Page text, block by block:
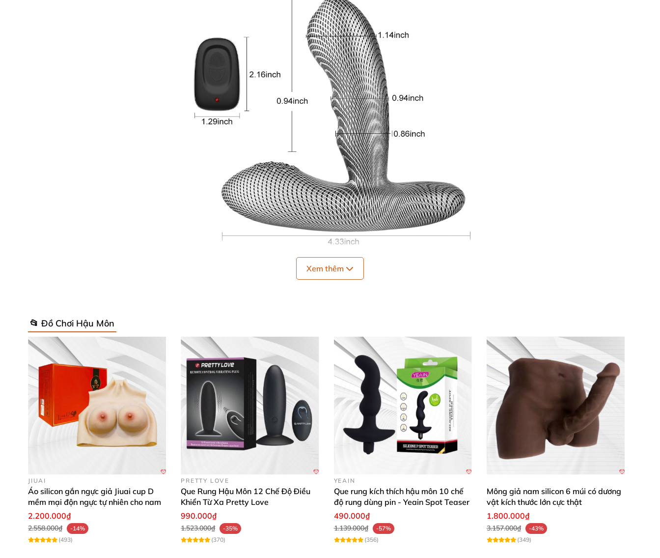
Cấu tạo và công dụngcủa Phích cắm hậu mônLevett
Dụng cụ kích thích hậu môn kiểu sọc sợi carbon Levett được chế tạo từ silicone y tế và ABS cao cấp, đảm bảo an toàn tuyệt đối khi sử dụng. Silicone
y tế không chỉ thân thiện
mà còn mềm mại , mang lại cảm giác thoải máivà dễ chịu trongmọi thao tác . Chất liệu ABS giúp tăng độ bềnvà
chắc chắn
, tạo cảm giác an tâm mỗi khi sử dụng. Với việc kết hợp hai loại vật liệu này , Levett không chỉ đảm bảo an toàn
mà còn mang lại trải
nghiệm hoàn hảo.
Xem thêm
📂 Đồ Chơi Hậu Môn
JIUAI
Áo silicon gắn ngực giả Jiuai cup D
mềm mại độn ngực tự nhiên cho nam
2.200.000₫
2.558.000₫
-14%
(493)
PRETTY LOVE
Que Rung Hậu Môn 12 Chế Độ Điều
Khiển Từ Xa Pretty Love
990.000₫
1.523.000₫
-35%
(370)
YEAIN
Que rung kích thích hậu môn 10 chế
độ rung dùng pin - Yeain Spot Teaser
490.000₫
1.139.000₫
-57%
(356)
Mông giả nam silicon 6 múi có dương
vật kích thước lớn cực thật
1.800.000₫
3.157.000₫
-43%
(349)